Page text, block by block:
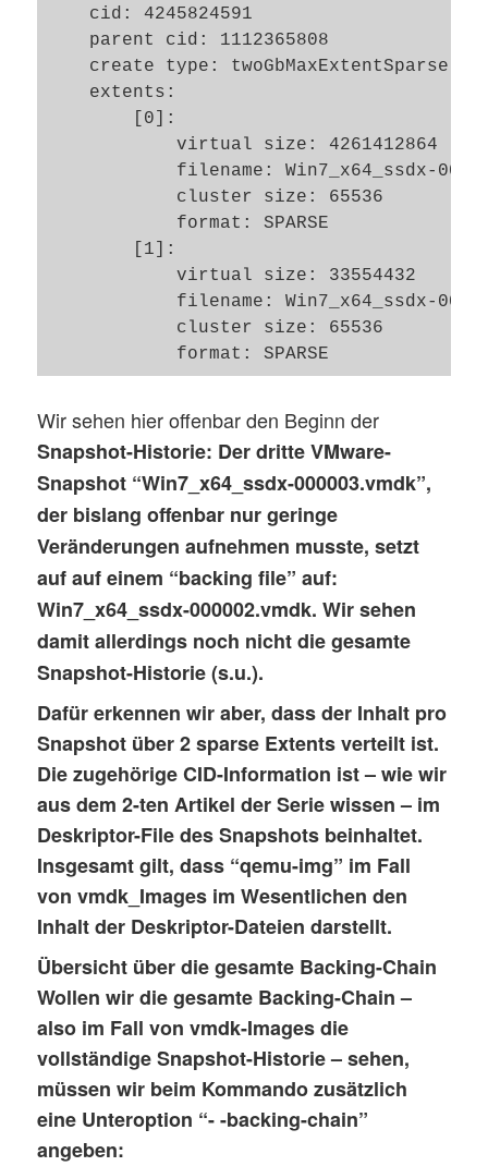
    cid: 4245824591
    parent cid: 1112365808
    create type: twoGbMaxExtentSparse
    extents:
        [0]:
            virtual size: 4261412864
filename: Win7_x64_ssdx-
            cluster size: 65536
            format: SPARSE
        [1]:
            virtual size: 33554432
filename: Win7_x64_ssdx-
            cluster size: 65536
Wir sehen hier offenbar den Beginn der
Snapshot-Historie: Der dritte VMware-
Snapshot “Win7_x64_ssdx-000003.vmdk”,
der bislang offenbar nur geringe
Veränderungen aufnehmen musste, setzt
auf auf einem “backing file” auf:
Win7_x64_ssdx-000002.vmdk. Wir sehen
damit allerdings noch nicht die gesamte
Snapshot-Historie (s.u.).
Dafür erkennen wir aber, dass der Inhalt pro
Snapshot über 2sparse Extentsverteilt ist.
Die zugehörige CID-Information ist – wie wir
aus dem 2-ten Artikel der Serie wissen – im
Deskriptor-File des Snapshots beinhaltet.
Insgesamt gilt, dass “qemu-img” im Fall
von vmdk_Images im Wesentlichen den
Inhalt der Deskriptor-Dateien darstellt.
Übersicht über die gesamte Backing-Chain
Wollen wir die gesamte Backing-Chain –
also im Fall von vmdk-Images die
vollständige Snapshot-Historie – sehen,
müssen wir beim Kommando zusätzlich
eine Unteroption “- -backing-chain”
angeben: